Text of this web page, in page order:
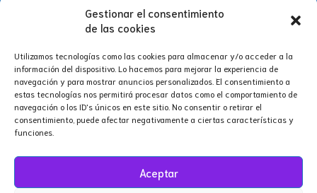
Gestionar el consentimiento
de las cookies
Utilizamos tecnologías como las cookies para almacenar y/o acceder a la
información del dispositivo. Lo hacemos para mejorar la experiencia de
navegación y para mostrar anuncios personalizados. El consentimiento a
estas tecnologías nos permitirá procesar datos como el comportamiento de
navegación o los ID's únicos en este sitio. No consentir o retirar el
consentimiento, puede afectar negativamente a ciertas características y
funciones.
Aceptar
MADRID (ESP)
+34 642 60 46 11
España
Síguenos en nuestras redes.